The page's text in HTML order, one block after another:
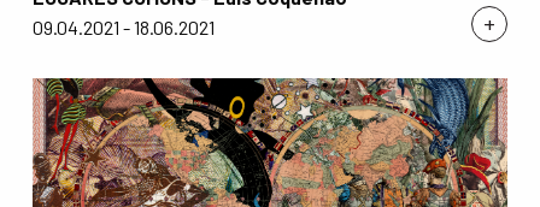
+
09.04.2021 - 18.06.2021